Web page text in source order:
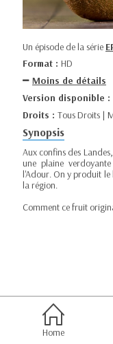
Un épisode de la série
Format : HD
Moins de détails
Version disponible :
Droits : Tous Droits |
Synopsis
Aux confins des
une plaine
l'Adour. On y produit
la région.
Comment ce fruit
Home